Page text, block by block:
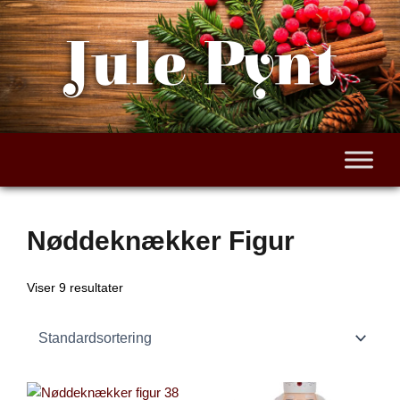
Gå
til
indholdet
Jule Pynt
Nøddeknækker Figur
Viser 9 resultater
Den
Den
Den